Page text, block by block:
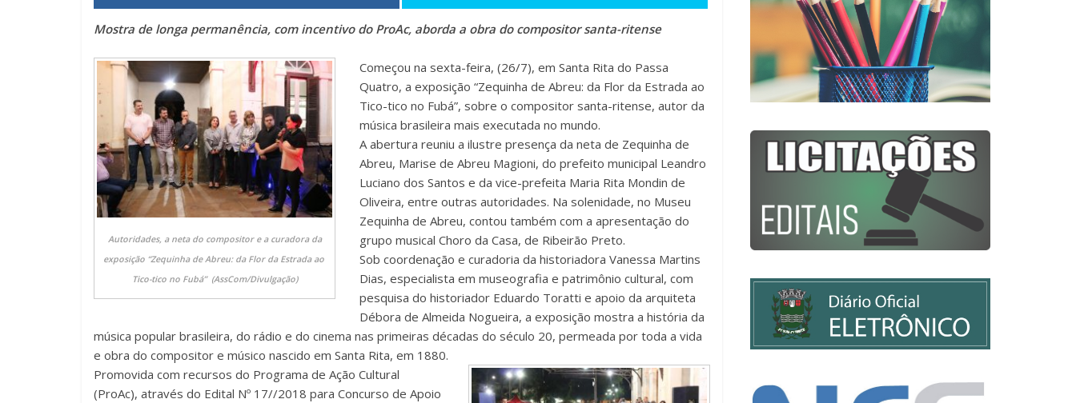
Mostra de longa permanência, com incentivo do ProAc, aborda a obra do compositor santa-ritense
Autoridades, a neta do compositor e a curadora da
exposição “Zequinha de Abreu: da ​Flor da Estrada ao ​
Tico-tico ​no Fubá” (AssCom/Divulgação)
Começou na sexta-feira, (26/7), em Santa Rita do Passa
Quatro, a exposição “Zequinha de Abreu: da ​Flor da Estrada ao ​
Tico-tico ​no Fubá”, sobre o compositor santa-ritense, autor da
música brasileira mais executada no mundo.
A abertura reuniu a ilustre presença da neta de Zequinha de
Abreu, Marise de Abreu Magioni, do prefeito municipal Leandro
Luciano dos Santos e da vice-prefeita Maria Rita Mondin de
Oliveira, entre outras autoridades. Na solenidade, no Museu
Zequinha de Abreu, contou também com a apresentação do
grupo musical Choro da Casa, de Ribeirão Preto.
Sob coordenação e curadoria da historiadora Vanessa Martins
Dias, especialista em museografia e patrimônio cultural, com
pesquisa do historiador Eduardo Toratti e apoio da arquiteta
Débora de Almeida Nogueira, a exposição mostra a história da
música popular brasileira, do rádio e do cinema nas primeiras décadas do século 20, permeada por toda a vida
e obra do compositor e músico nascido em Santa Rita, em 1880.
Promovida com recursos do Programa de Ação Cultural
(ProAc), através do Edital Nº 17//2018 para Concurso de Apoio